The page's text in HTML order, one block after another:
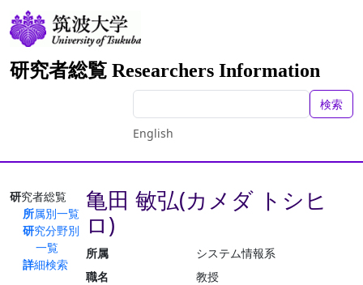
研究者総覧 Researchers Information
検索
English
研究者総覧
所属別一覧
研究分野別
一覧
詳細検索
亀田 敏弘(カメダ トシヒ
ロ)
所属
システム情報系
職名
教授